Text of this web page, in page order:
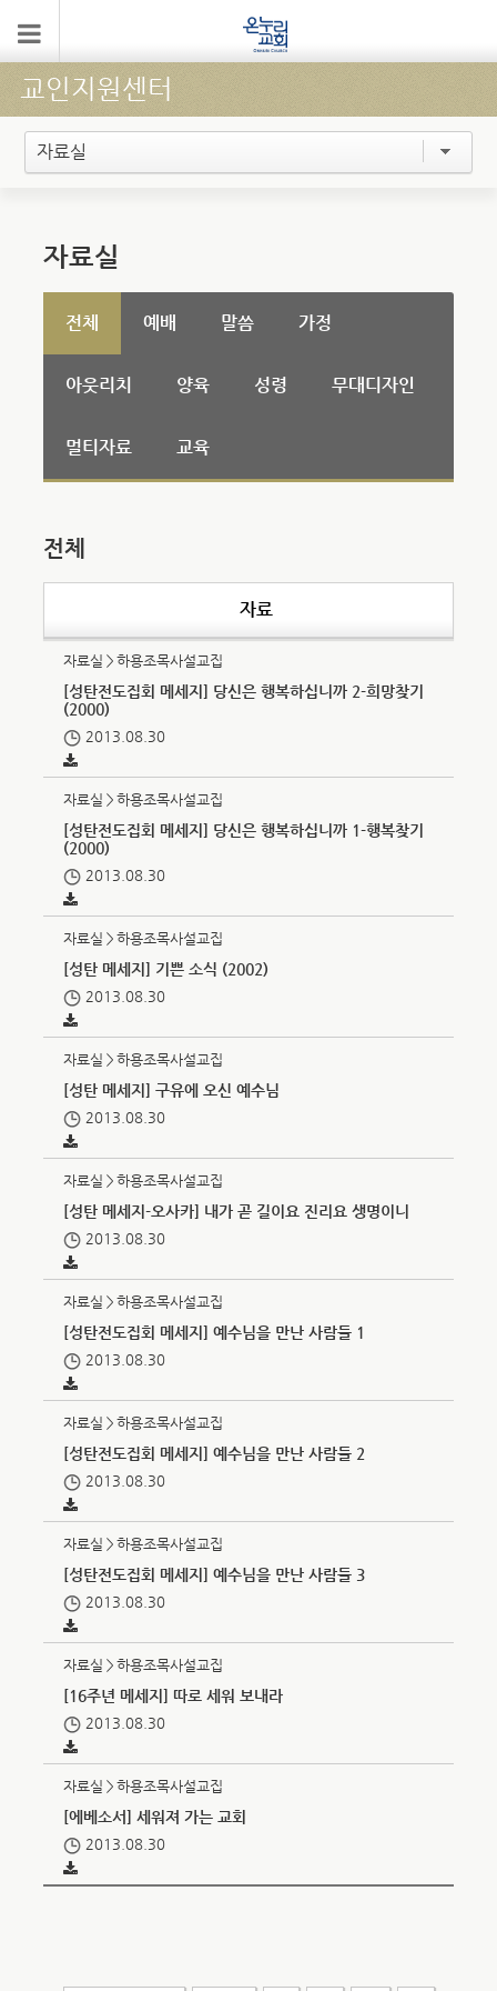
교인지원센터
자료실
자료실
전체 예배 말씀 가정
아웃리치 양육 성령 무대디자인
멀티자료 교육
전체
자료
자료실＞하용조목사설교집
[성탄전도집회 메세지] 당신은 행복하십니까 2-희망찾기
(2000)
2013.08.30
자료실＞하용조목사설교집
[성탄전도집회 메세지] 당신은 행복하십니까 1-행복찾기
(2000)
2013.08.30
자료실＞하용조목사설교집
[성탄 메세지] 기쁜 소식 (2002)
2013.08.30
자료실＞하용조목사설교집
[성탄 메세지] 구유에 오신 예수님
2013.08.30
자료실＞하용조목사설교집
[성탄 메세지-오사카] 내가 곧 길이요 진리요 생명이니
2013.08.30
자료실＞하용조목사설교집
[성탄전도집회 메세지] 예수님을 만난 사람들 1
2013.08.30
자료실＞하용조목사설교집
[성탄전도집회 메세지] 예수님을 만난 사람들 2
2013.08.30
자료실＞하용조목사설교집
[성탄전도집회 메세지] 예수님을 만난 사람들 3
2013.08.30
자료실＞하용조목사설교집
[16주년 메세지] 따로 세워 보내라
2013.08.30
자료실＞하용조목사설교집
[에베소서] 세워져 가는 교회
2013.08.30